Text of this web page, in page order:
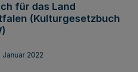
für das Land
(Kulturgesetzbuch
Januar 2022